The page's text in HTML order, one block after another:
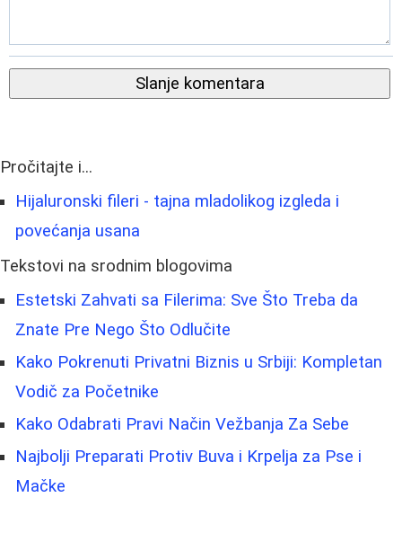
Slanje komentara
Pročitajte i...
Hijaluronski fileri - tajna mladolikog izgleda i
povećanja usana
Tekstovi na srodnim blogovima
Estetski Zahvati sa Filerima: Sve Što Treba da
Znate Pre Nego Što Odlučite
Kako Pokrenuti Privatni Biznis u Srbiji: Kompletan
Vodič za Početnike
Kako Odabrati Pravi Način Vežbanja Za Sebe
Najbolji Preparati Protiv Buva i Krpelja za Pse i
Mačke